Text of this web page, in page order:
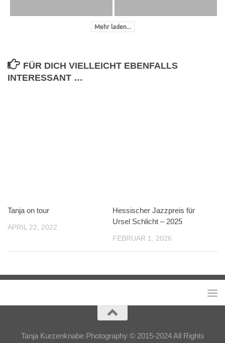
Mehr laden...
FÜR DICH VIELLEICHT EBENFALLS
INTERESSANT …
Tanja on tour
APRIL 22, 2022
Hessischer Jazzpreis für
Ursel Schlicht – 2025
FEBRUAR 1, 2026
Tanja Kurzenknabe Photography © 2015-2024 All Rights